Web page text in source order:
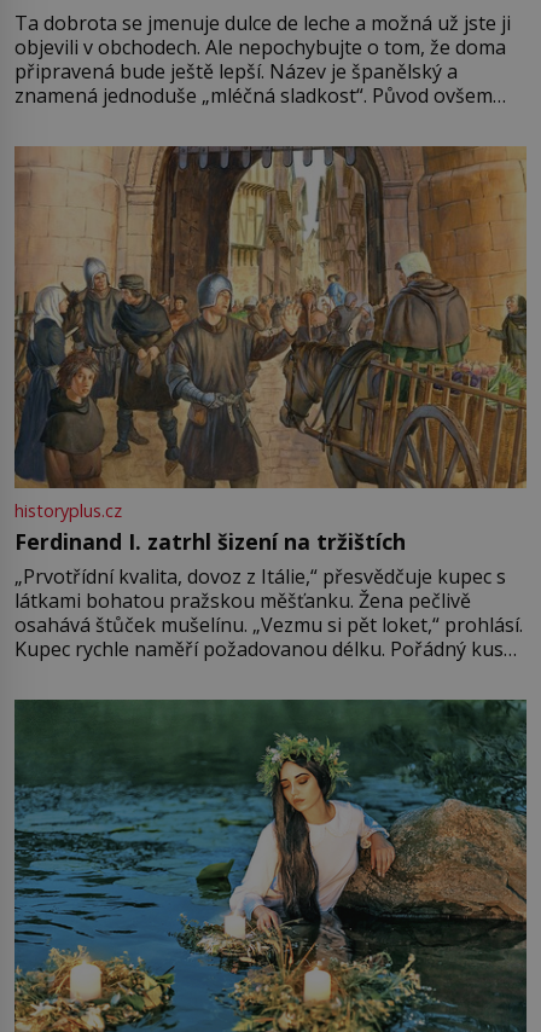
Ta dobrota se jmenuje dulce de leche a možná už jste ji
objevili v obchodech. Ale nepochybujte o tom, že doma
připravená bude ještě lepší. Název je španělský a
znamená jednoduše „mléčná sladkost“. Původ ovšem
pře hned několik latinskoamerických zemí a k tomu
Francie, kde se traduje,
historyplus.cz
Ferdinand I. zatrhl šizení na tržištích
„Prvotřídní kvalita, dovoz z Itálie,“ přesvědčuje kupec s
látkami bohatou pražskou měšťanku. Žena pečlivě
osahává štůček mušelínu. „Vezmu si pět loket,“ prohlásí.
Kupec rychle naměří požadovanou délku. Pořádný kus
milostpaní. Stačí jenom na sukni,“ zhodnotí švadlena
množství růžového mušelínu. „Ošidili vás, podívejte.“
Vezme do ruky dřevěnou